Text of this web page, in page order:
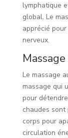
lymphatique
global. Le
apprécié
nerveux.
Le massage
massage qui
pour
chaudes
corps pour
circulation